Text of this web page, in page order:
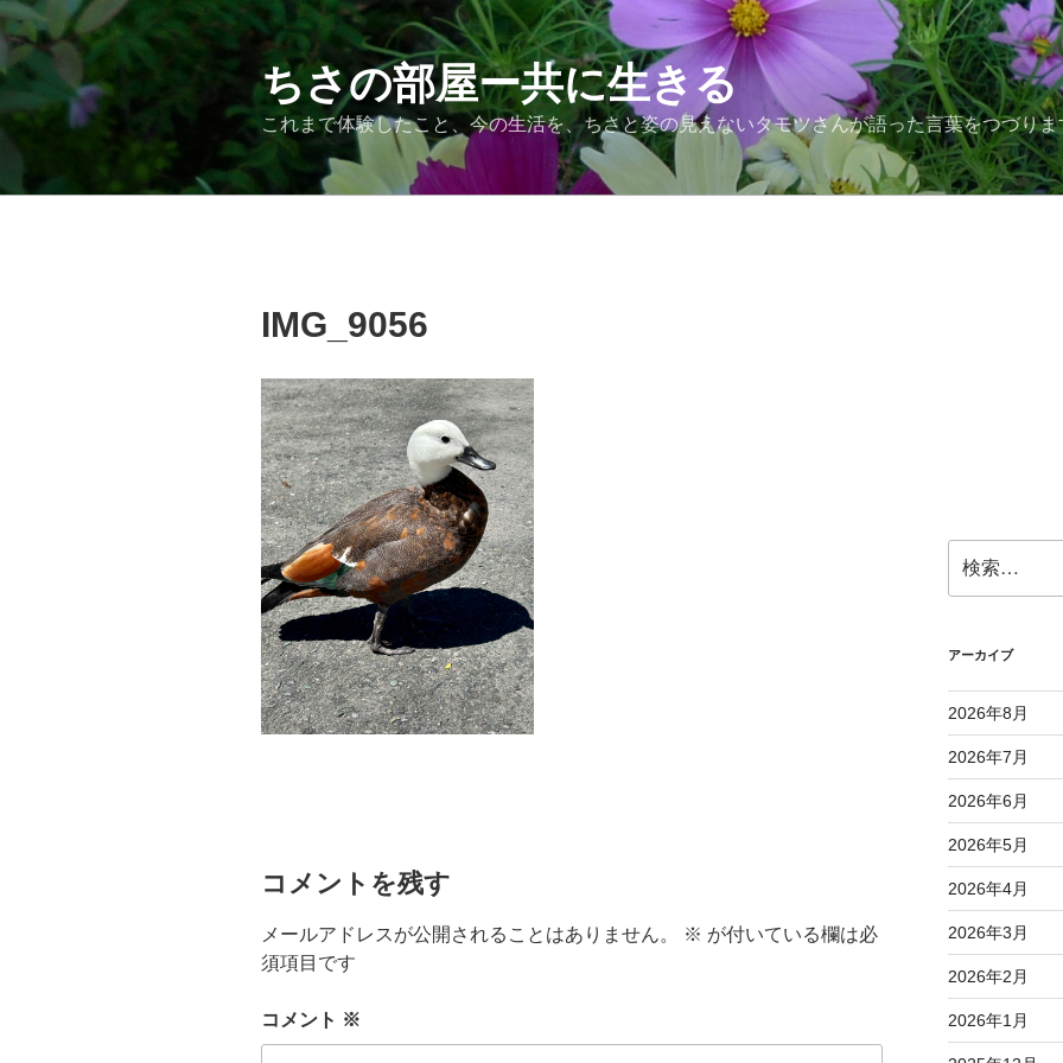
コ
ン
テ
ツ
ちさの部屋ー共に生きる
これまで体験したこと、今の生活を、ちさと姿の見えないタモツさんが語った言葉をつづりま
IMG_9056
コメントを残す
メールアドレスが公開されることはありません。 ※ が付いている欄は必
須項目です
コメント ※
索:
アーカイブ
2026年8月
2026年7月
2026年6月
2026年5月
2026年4月
2026年3月
2026年2月
2026年1月